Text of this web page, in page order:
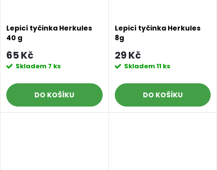
Lepicí tyčinka Herkules
40 g
65 Kč
Skladem 7 ks
DO KOŠÍKU
Lepicí tyčinka Herkules
8g
29 Kč
Skladem11 ks
DO KOŠÍKU